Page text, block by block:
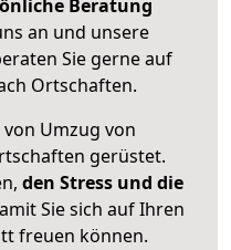
Beratung
an und unsere
Sie gerne auf
Ortschaften.
Umzug von
gerüstet.
den Stress und die
Sie sich auf Ihren
freuen können.